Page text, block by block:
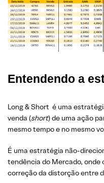
Entendendo a
Long & Short é uma
venda (short) de uma ação
mesmo tempo e no mesmo
É uma estratégia não-
tendência do Mercado, onde
correção da distorção entre